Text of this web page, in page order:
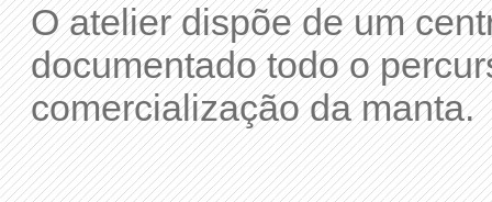
O atelier dispõe de um
documentado todo o
comercialização da manta.